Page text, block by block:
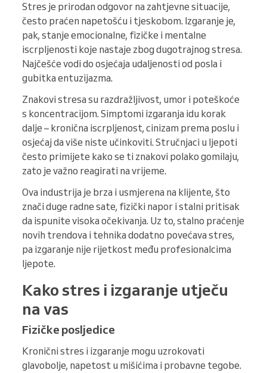
Stres je prirodan odgovor na zahtjevne situacije,
često praćen napetošću i tjeskobom. Izgaranje je,
pak, stanje emocionalne, fizičke i mentalne
iscrpljenosti koje nastaje zbog dugotrajnog stresa.
Najčešće vodi do osjećaja udaljenosti od posla i
gubitka entuzijazma.
Znakovi stresa su razdražljivost, umor i poteškoće
s koncentracijom. Simptomi izgaranja idu korak
dalje – kronična iscrpljenost, cinizam prema poslu i
osjećaj da više niste učinkoviti. Stručnjaci u ljepoti
često primijete kako se ti znakovi polako gomilaju,
zato je važno reagirati na vrijeme.
Ova industrija je brza i usmjerena na klijente, što
znači duge radne sate, fizički napor i stalni pritisak
da ispunite visoka očekivanja. Uz to, stalno praćenje
novih trendova i tehnika dodatno povećava stres,
pa izgaranje nije rijetkost među profesionalcima
ljepote.
Kako stres i izgaranje utječu
na vas
Fizičke posljedice
Kronični stres i izgaranje mogu uzrokovati
glavobolje, napetost u mišićima i probavne tegobe.